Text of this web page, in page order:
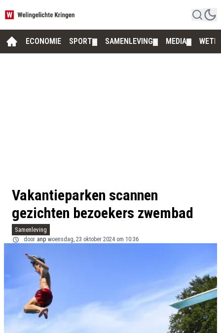
ECONOMIE SPORT SAMENLEVING MEDIA
Vakantieparken scannen
gezichten bezoekers zwembad
Samenleving
door anp woensdag, 23 oktober 2024 om 10:36